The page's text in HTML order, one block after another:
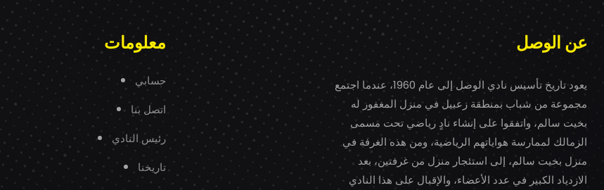
عن الوصل
يعود تاريخ تأسيس نادي الوصل إلى عام 1960، عندما اجتمع
مجموعة من شباب بمنطقة زعبيل في منزل المغفور له
بخيت سالم، واتفقوا على إنشاء نادٍ رياضي تحت مسمى
الزمالك لممارسة هواياتهم الرياضية، ومن هذه الغرفة في
منزل بخيت سالم، إلى استئجار منزل من غرفتين، بعد
الازدياد الكبير في عدد الأعضاء، والإقبال على هذا النادي
معلومات
حسابي
اتصل بنا
رئيس النادي
تاريخنا